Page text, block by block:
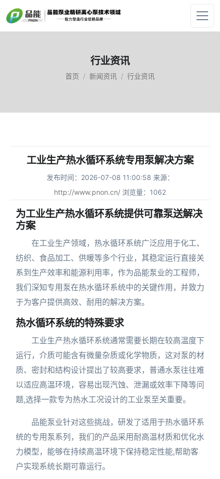
行业资讯
首页 新闻资讯 行业资讯
工业生产热水循环系统专用泵解决方案
发布时间：2026-07-08 11:00:58 来源：
http://www.pnon.cn/ 浏览量：1062
为工业生产热水循环系统提供可靠泵送解决
方案
在工业生产领域，热水循环系统广泛应用于化工、
纺织、食品加工、供暖等多个行业，其稳定运行直接关
系到生产效率和能源利用率，作为品能泵业的工程师，
我们深知专用泵在热水循环系统中的关键作用，并致力
于为客户提供高效、耐用的解决方案。
热水循环系统的特殊要求
工业生产热水循环系统通常需要长期在较高温度下
运行，介质可能含有微量杂质或化学物质，这对泵的材
质、密封和结构设计提出了较高要求，普通水泵往往难
以适应高温环境，容易出现汽蚀、泄漏或效率下降等问
题,选择一款专为热水工况设计的工业泵至关重要。
品能泵业针对这些挑战，研发了适用于热水循环系
统的专用泵系列，我们的产品采用耐高温材质和优化水
力模型，能够在持续高温环境下保持稳定性能,帮助客
户实现系统长期可靠运行。